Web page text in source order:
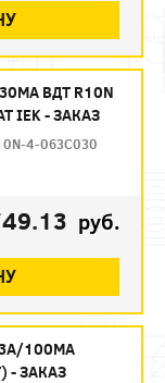
ВДТ R10N
IEK - ЗАКАЗ
4-063C030
руб.
100МА
- ЗАКАЗ